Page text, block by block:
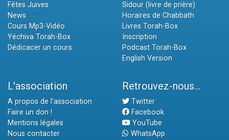
Fêtes Juives
News
Cours Mp3-Vidéo
Yéchiva Torah-Box
Dédicacer un cours
Sidour (livre de prière)
Horaires de Chabbath
Livres Torah-Box
Inscription
Podcast Torah-Box
English Version
L'association
A propos de l'association
Faire un don !
Mentions légales
Nous contacter
Retrouvez-nous...
Twitter
Facebook
YouTube
WhatsApp